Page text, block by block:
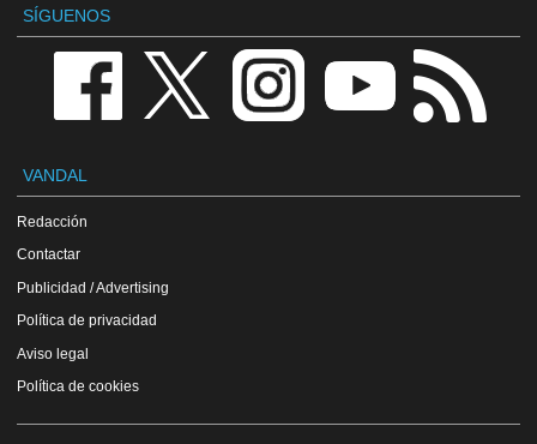
SÍGUENOS
VANDAL
Redacción
Contactar
Publicidad / Advertising
Política de privacidad
Aviso legal
Política de cookies